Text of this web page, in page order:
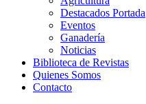
Destacados Portada
Eventos
Ganadería
Noticias
Biblioteca de Revistas
Quienes Somos
Contacto